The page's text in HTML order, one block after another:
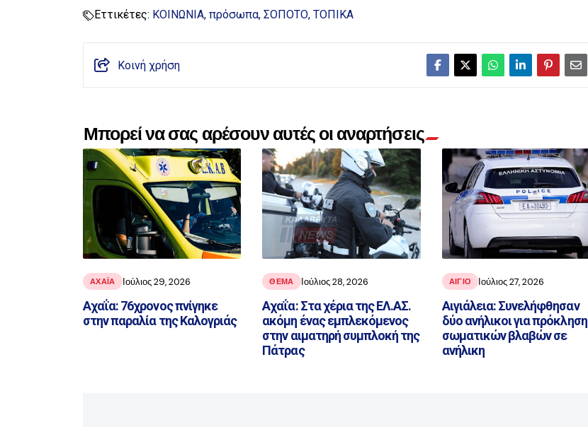
Εττικέτες: ΚΟΙΝΩΝΙΑ πρόσωπα ΣΟΠΟΤΟ ΤΟΠΙΚΑ
Κοινή χρήση
Μπορεί να σας αρέσουν αυτές οι αναρτήσεις
ΑΧΑΪ́Α Ιούλιος 29, 2026
Αχαΐα: 76χρονος πνίγηκε
στην παραλία της Καλογριάς
ΘΕΜΑ Ιούλιος 28, 2026
Αχαΐα: Στα χέρια της ΕΛ.ΑΣ.
ακόμη ένας εμπλεκόμενος
στην αιματηρή συμπλοκή της
Πάτρας
ΑΙΓΙΟ Ιούλιος 27, 2026
Αιγιάλεια: Συνελήφθησαν
δύο ανήλικοι για πρόκληση
σωματικών βλαβών σε
ανήλικη